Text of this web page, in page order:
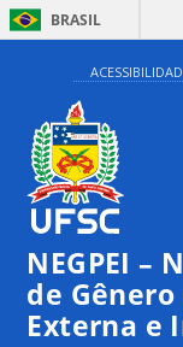
BRASIL
NEGPEI –
de
Externa e